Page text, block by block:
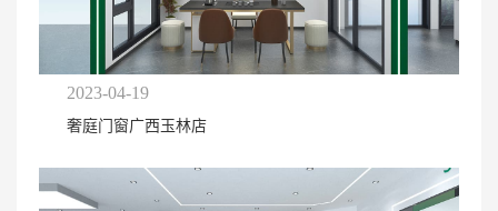
2023-04-19
奢庭门窗广西玉林店